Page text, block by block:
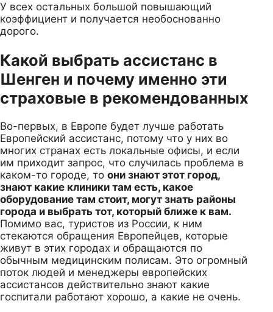
У всех остальных большой повышающий
коэффициент и получается необоснованно
дорого.
Какой выбрать ассистанс в
Шенген и почему именно эти
страховые в рекомендованных
Во-первых, в Европе будет лучше работать
Европейский ассистанс, потому что у них во
многих странах есть локальные офисы, и если
им приходит запрос, что случилась проблема в
каком-то городе, то они знают этот город,
знают какие клиники там есть, какое
оборудование там стоит, могут знать районы
города и выбрать тот, который ближе к вам.
Помимо вас, туристов из России, к ним
стекаются обращения Европейцев, которые
живут в этих городах и обращаются по
обычным медицинским полисам. Это огромный
поток людей и менеджеры европейских
ассистансов действительно знают какие
госпитали работают хорошо, а какие не очень.